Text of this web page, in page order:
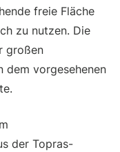
freie Fläche
zu nutzen. Die
großen
dem vorgesehenen
der Topras-